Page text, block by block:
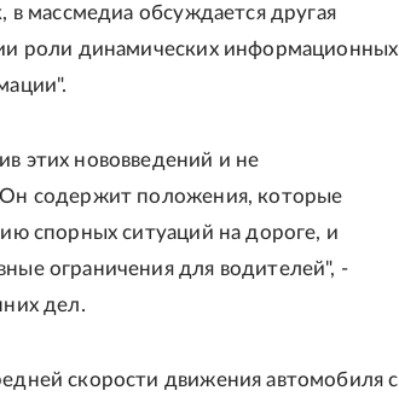
массмедиа обсуждается другая
роли динамических информационных
этих нововведений и не
содержит положения, которые
спорных ситуаций на дороге, и
ограничения для водителей", -
дел.
скорости движения автомобиля с